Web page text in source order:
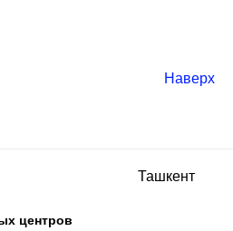
Наверх
Ташкент
центров